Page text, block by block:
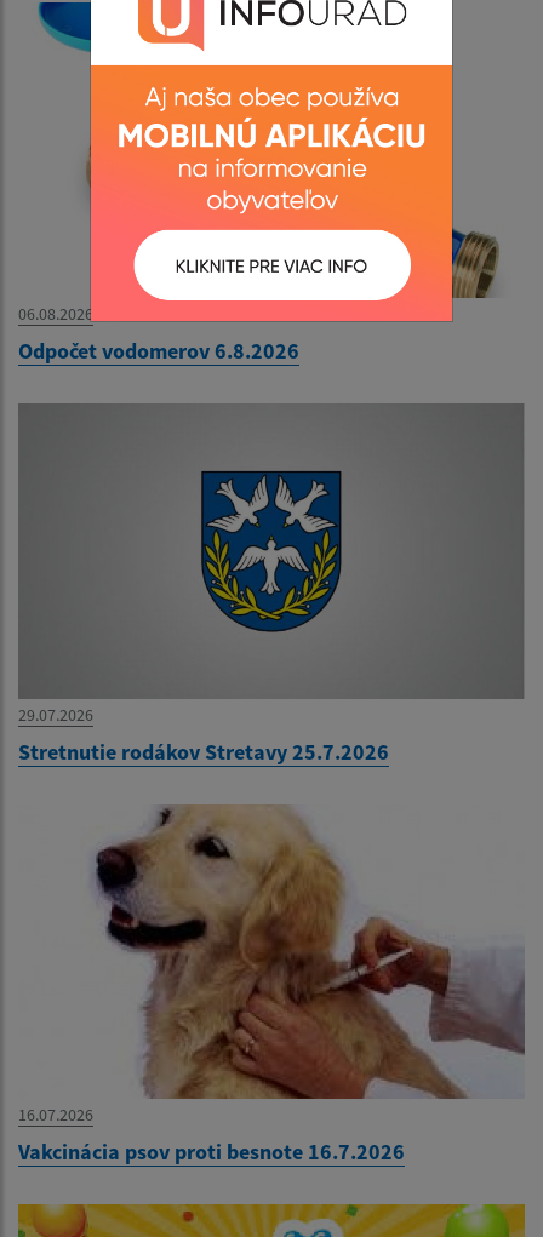
06.08.2026
Odpočet vodomerov 6.8.2026
29.07.2026
Stretnutie rodákov Stretavy 25.7.2026
16.07.2026
Vakcinácia psov proti besnote 16.7.2026